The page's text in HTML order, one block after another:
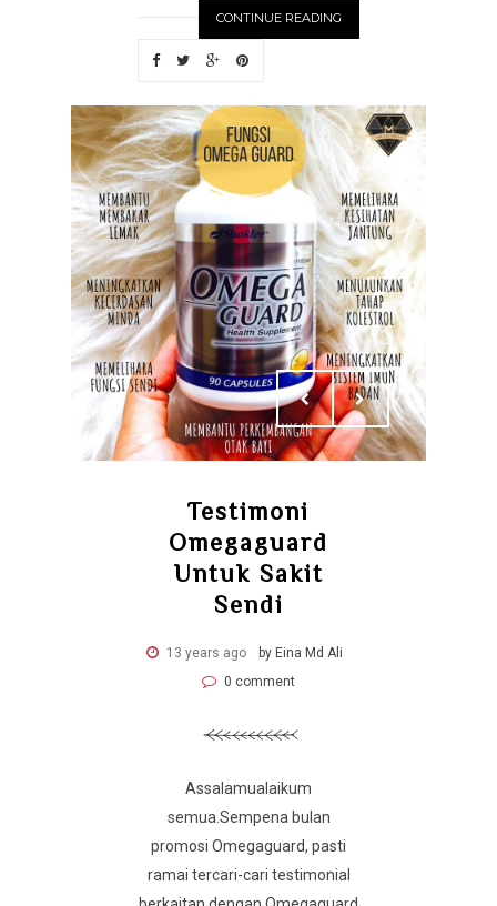
CONTINUE READING
Testimoni
Omegaguard
Untuk Sakit
Sendi
13 years ago
by Eina Md Ali
0 comment
Assalamualaikum
semua.Sempena bulan
promosi Omegaguard, pasti
ramai tercari-cari testimonial